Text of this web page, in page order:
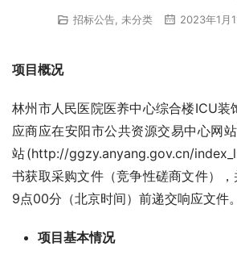
招标公告 未分类 2023年1月
项目概况
林州市人民医院医养中心综合楼ICU装
应商应在安阳市公共资源交易中心网
站(http://ggzy.anyang.gov.cn/
书获取采购文件（竞争性磋商文件）
9点00分（北京时间）前递交响应文件。
项目基本情况